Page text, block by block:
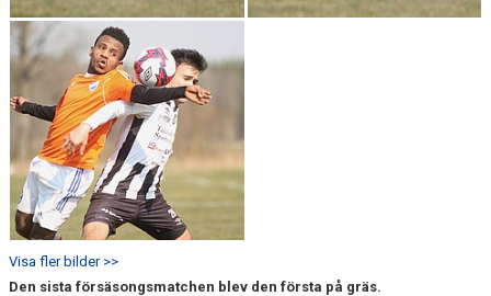
Visa fler bilder >>
Den sista försäsongsmatchen blev den första på gräs.